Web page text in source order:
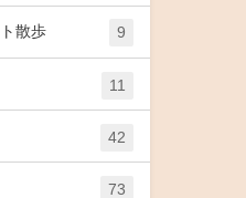
散歩 9
11
42
73